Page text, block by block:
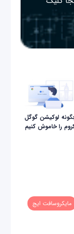
لوکیشن گوگل
را خاموش کنیم
مایکروسافت ایج